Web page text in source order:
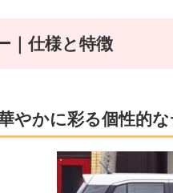
｜仕様と特徴
やかに彩る個性的